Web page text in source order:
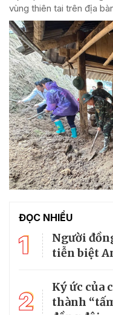
vùng thiên tai trên địa
ĐỌC NHIỀU
1
Người
tiễn biệt
2
Ký ức của
thành